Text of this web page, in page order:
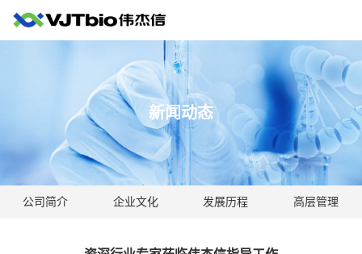
新闻动态
公司简介 企业文化 发展历程 高层管理